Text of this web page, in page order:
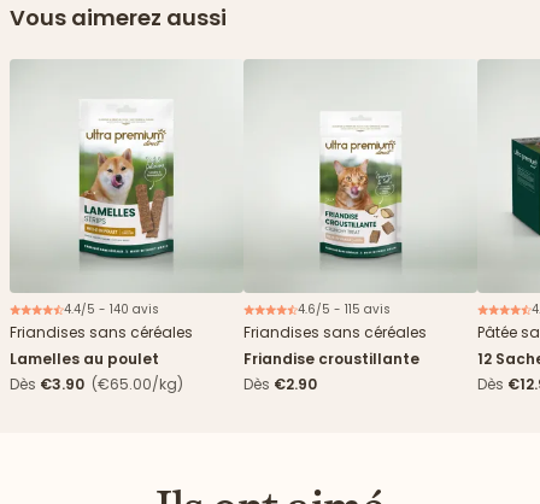
Vous aimerez aussi
4.4/5 - 140 avis
Friandises sans céréales
Lamelles au poulet
Dès €3.90 (€65.00/kg)
4.6/5 - 115 avis
Friandises sans céréales
Friandise croustillante
Dès €2.90
Pâtée
12
Dès